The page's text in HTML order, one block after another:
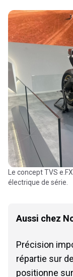
électrique de série.
Aussi chez
Précision
répartie sur
positionne